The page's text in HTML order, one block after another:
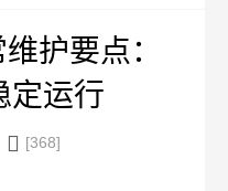
护要点：
定运行
 [368]